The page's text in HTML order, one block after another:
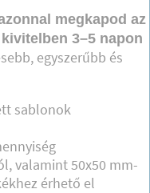
megkapod az
3–5 napon
egyszerűbb és
sablonok
valamint 50x50 mm-
érhető el